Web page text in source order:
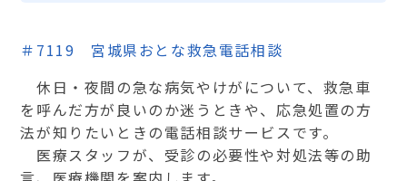
＃7119 宮城県おとな救急電話相談
休日・夜間の急な病気やけがについて、救急車
を呼んだ方が良いのか迷うときや、応急処置の方
法が知りたいときの電話相談サービスです。
医療スタッフが、受診の必要性や対処法等の助